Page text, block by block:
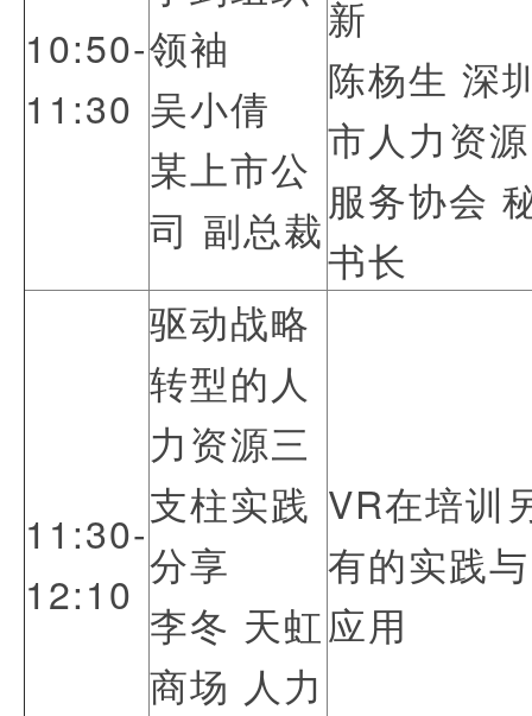
10:50-
11:30
领袖
吴小倩
某上市公
司 副总裁
新
陈杨生 深
市人力资源
服务协会
书长
11:30-
12:10
驱动战略
转型的人
力资源三
支柱实践
分享
李冬 天虹
商场 人力
VR在培训
有的实践与
应用